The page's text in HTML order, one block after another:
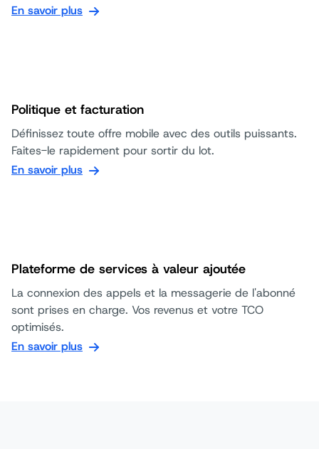
En savoir plus
Politique et facturation
Définissez toute offre mobile avec des outils puissants.
Faites-le rapidement pour sortir du lot.
En savoir plus
Plateforme de services à valeur ajoutée
La connexion des appels et la messagerie de l'abonné
sont prises en charge. Vos revenus et votre TCO
optimisés.
En savoir plus